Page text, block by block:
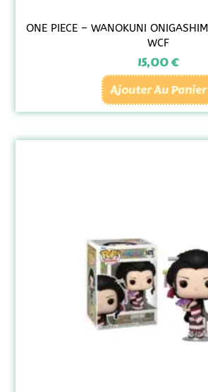
ONE PIECE – WANOKUNI
WCF
15,00€
Ajouter Au Panier